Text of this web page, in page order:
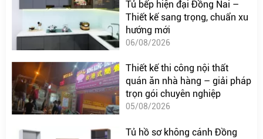
Tủ bếp hiện đại Đồng Nai –
Thiết kế sang trọng, chuẩn xu
hướng mới
06/08/2026
Thiết kế thi công nội thất
quán ăn nhà hàng – giải pháp
trọn gói chuyên nghiệp
05/08/2026
Tủ hồ sơ không cánh Đồng